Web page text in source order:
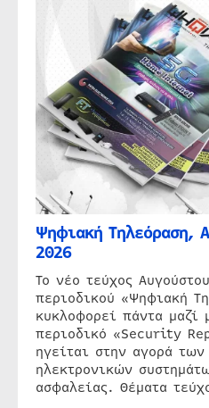
Ψηφιακή Τηλεόραση,
2026
Το νέο τεύχος
περιοδικού «Ψηφιακή
κυκλοφορεί πάντα μαζί
περιοδικό «Security
ηγείται στην αγορά των
ηλεκτρονικών
ασφαλείας. Θέματα